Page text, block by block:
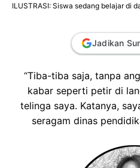
ILUSTRASI: Siswa sedang belajar di
Jadikan
“Tiba-tiba saja, tanpa
kabar seperti petir di
telinga saya. Katanya,
seragam dinas